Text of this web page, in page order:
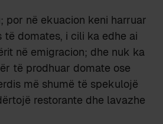
por në ekuacion keni harruar
të domates, i cili ka edhe ai
në emigracion; dhe nuk ka
të prodhuar domate ose
më shumë të spekulojë
restorante dhe lavazhe